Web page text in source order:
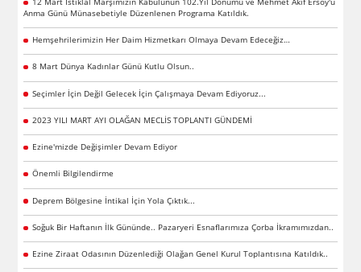
Anma Günü Münasebetiyle Düzenlenen Programa Katıldık.
Hemşehrilerimizin Her Daim Hizmetkarı Olmaya Devam Edeceğiz…
8 Mart Dünya Kadınlar Günü Kutlu Olsun..
Seçimler İçin Değil Gelecek İçin Çalışmaya Devam Ediyoruz...
2023 YILI MART AYI OLAĞAN MECLİS TOPLANTI GÜNDEMİ
Ezine'mizde Değişimler Devam Ediyor
Önemli Bilgilendirme
Deprem Bölgesine İntikal İçin Yola Çıktık...
Soğuk Bir Haftanın İlk Gününde.. Pazaryeri Esnaflarımıza Çorba İkramımızdan..
Ezine Ziraat Odasının Düzenlediği Olağan Genel Kurul Toplantısına Katıldık..